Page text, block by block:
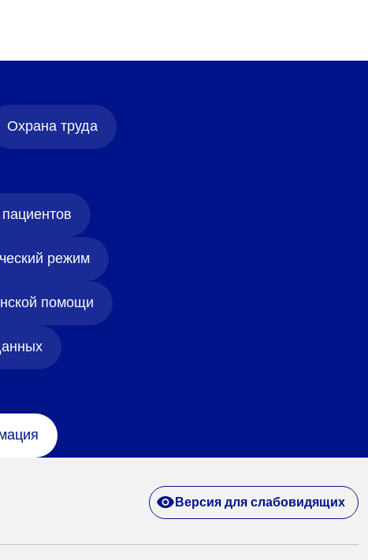
Охрана труда
режим
помощи
Версия для слабовидящих